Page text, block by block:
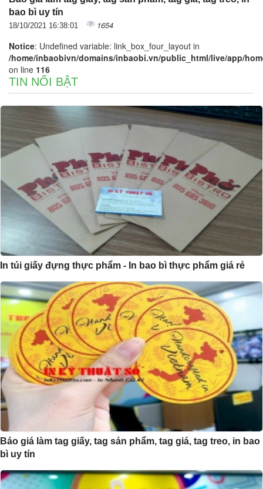
bao bì uy tín
18/10/2021 16:38:01 1654
Notice: Undefined variable: link_box_four_layout in
/home/inbaobivn/domains/inbaobi.vn/public_html/live/app/
on line 116
TIN NỔI BẬT
In túi giấy đựng thực phẩm - In bao bì thực phẩm giá rẻ
Báo giá làm tag giấy, tag sản phẩm, tag giá, tag treo, in bao
bì uy tín